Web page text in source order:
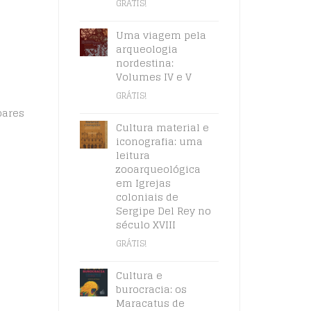
GRÁTIS!
Uma viagem pela
arqueologia
nordestina:
Volumes IV e V
GRÁTIS!
Cultura material e
iconografia: uma
leitura
zooarqueológica
em Igrejas
coloniais de
Sergipe Del Rey no
século XVIII
GRÁTIS!
Cultura e
burocracia: os
Maracatus de